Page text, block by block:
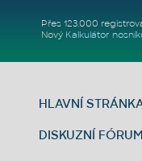
Přes 123.000
Nový Kalkulátor
HLAVNÍ
DISKUZNÍ FÓRUM